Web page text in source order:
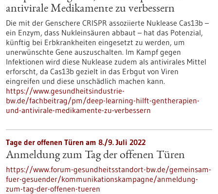
antivirale Medikamente zu verbessern
Die mit der Genschere CRISPR assoziierte Nuklease Cas13b –
ein Enzym, dass Nukleinsäuren abbaut – hat das Potenzial,
künftig bei Erbkrankheiten eingesetzt zu werden, um
unerwünschte Gene auszuschalten. Im Kampf gegen
Infektionen wird diese Nuklease zudem als antivirales Mittel
erforscht, da Cas13b gezielt in das Erbgut von Viren
eingreifen und diese unschädlich machen kann.
https://www.gesundheitsindustrie-
bw.de/fachbeitrag/pm/deep-learning-hilft-gentherapien-
und-antivirale-medikamente-zu-verbessern
Tage der offenen Türen am 8./9. Juli 2022
Anmeldung zum Tag der offenen Türen
https://www.forum-gesundheitsstandort-bw.de/gemeinsam-
fuer-gesuender/kommunikationskampagne/anmeldung-
zum-tag-der-offenen-tueren